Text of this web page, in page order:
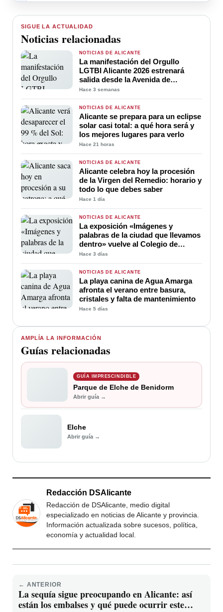
AMPLÍA LA INFORMACIÓN
Guías relacionadas
GUÍA IMPRESCINDIBLE
Parque de Elche de Benidorm
Abrir guía →
Elche
Abrir guía →
SIGUE LA ACTUALIDAD
Noticias relacionadas
NOTICIAS DE ALICANTE
La manifestación del Orgullo
LGTBI Alicante 2026 estrenará
salida desde la Avenida de
Maisonnave para ganar visibilidad
y convertir el inicio de la marcha en
una gran celebración de la
diversidad
Hace 3 semanas
NOTICIAS DE ALICANTE
Alicante se prepara para un eclipse
solar casi total: a qué hora será y
los mejores lugares para verlo
Hace 21 horas
NOTICIAS DE ALICANTE
Alicante celebra hoy la procesión
de la Virgen del Remedio: horario y
todo lo que debes saber
Hace 1 día
NOTICIAS DE ALICANTE
La exposición «Imágenes y
palabras de la ciudad que llevamos
dentro» vuelve al Colegio de
Médicos de Alicante
Hace 3 días
NOTICIAS DE ALICANTE
La playa canina de Agua Amarga
afronta el verano entre basura,
cristales y falta de mantenimiento
Hace 5 días
Redacción DSAlicante
Redacción de DSAlicante, medio digital
especializado en noticias de Alicante y provincia.
Información actualizada sobre sucesos, política,
economía y actualidad local.
← ANTERIOR
La sequía sigue preocupando en Alicante: así
están los embalses y qué puede ocurrir este